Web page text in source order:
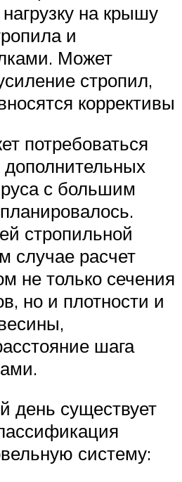
на крышу
и
Может
стропил,
коррективы
потребоваться
с большим
стропильной
случае расчет
не только сечения
но и плотности и
шага
день существует
систему: